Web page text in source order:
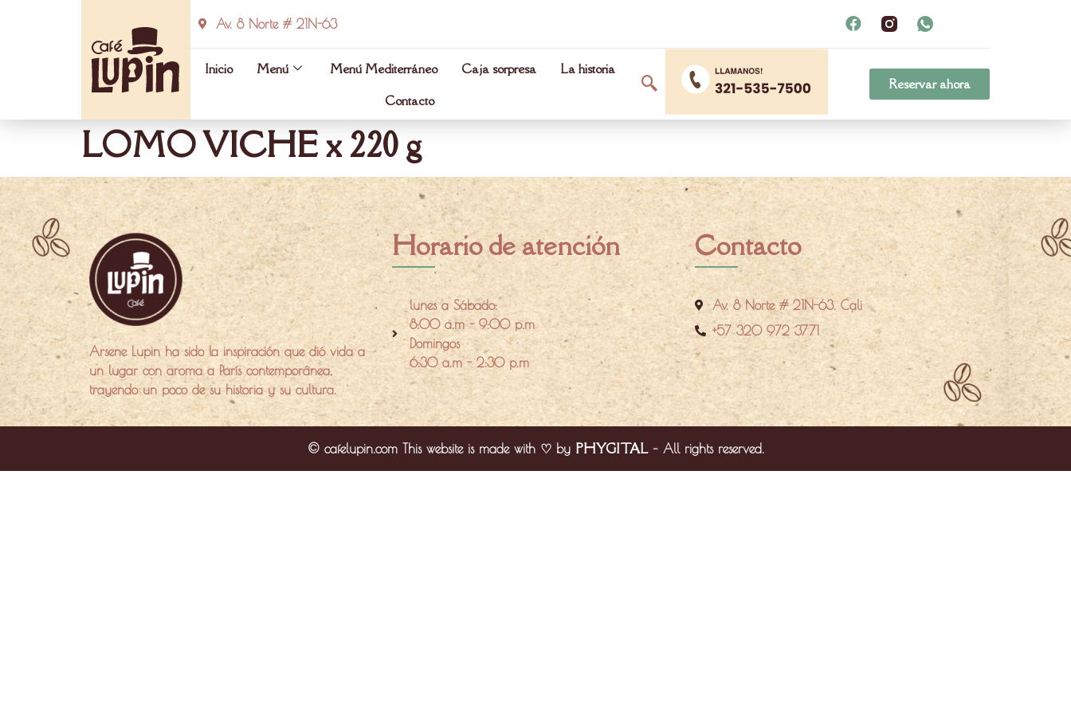
Av. 8 Norte # 21N-63
Inicio Menú Menú Mediterráneo Caja sorpresa
La historia
Contacto
Reservar ahora
LOMO VICHE x 220 g
Arsene Lupin ha sido la inspiración que dió vida a
un lugar con aroma a París contemporánea,
trayendo un poco de su historia y su cultura.
Horario de atención
lunes a Sábado:
8:00 a.m - 9:00 p.m
Domingos
6:30 a.m - 2:30 p.m
Contacto
Av. 8 Norte # 21N-63. Cali
+57 320 972 3771
© cafelupin.com This website is made with ♡ by PHYGITAL– All rights reserved.